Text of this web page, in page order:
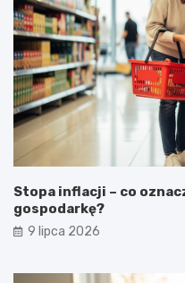
Stopa inflacji – co
gospodarkę?
9 lipca 2026